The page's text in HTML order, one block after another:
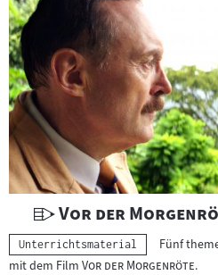
U
n
t
"
Vor der
Kategorie:
Unterrichtsmaterial
Fünf
mit dem Film "
Vor der Morgenröte.